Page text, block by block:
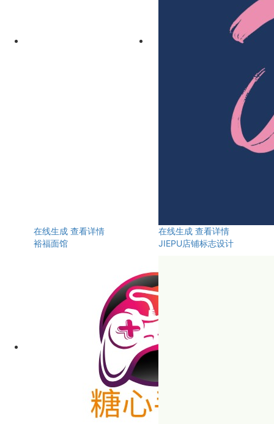
在线生成 查看详情
裕福面馆
在线生成 查看详情
JIEPU店铺标志设计